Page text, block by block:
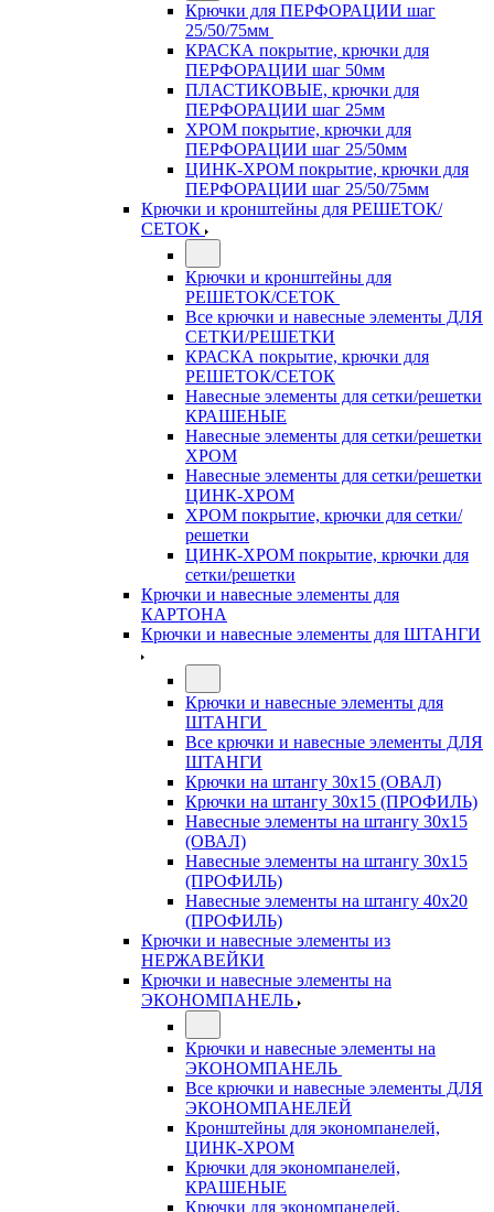
Крючки для ПЕРФОРАЦИИ шаг
25/50/75мм
КРАСКА покрытие, крючки для
ПЕРФОРАЦИИ шаг 50мм
ПЛАСТИКОВЫЕ, крючки для
ПЕРФОРАЦИИ шаг 25мм
ХРОМ покрытие, крючки для
ПЕРФОРАЦИИ шаг 25/50мм
ЦИНК-ХРОМ покрытие, крючки для
ПЕРФОРАЦИИ шаг 25/50/75мм
Крючки и кронштейны для РЕШЕТОК/
СЕТОК
Крючки и кронштейны для
РЕШЕТОК/СЕТОК
Все крючки и навесные элементы ДЛЯ
СЕТКИ/РЕШЕТКИ
КРАСКА покрытие, крючки для
РЕШЕТОК/СЕТОК
Навесные элементы для сетки/решетки
КРАШЕНЫЕ
Навесные элементы для сетки/решетки
ХРОМ
Навесные элементы для сетки/решетки
ЦИНК-ХРОМ
ХРОМ покрытие, крючки для сетки/
решетки
ЦИНК-ХРОМ покрытие, крючки для
сетки/решетки
Крючки и навесные элементы для
КАРТОНА
Крючки и навесные элементы для ШТАНГИ
Крючки и навесные элементы для
ШТАНГИ
Все крючки и навесные элементы ДЛЯ
ШТАНГИ
Крючки на штангу 30х15 (ОВАЛ)
Крючки на штангу 30х15 (ПРОФИЛЬ)
Навесные элементы на штангу 30х15
(ОВАЛ)
Навесные элементы на штангу 30х15
(ПРОФИЛЬ)
Навесные элементы на штангу 40х20
(ПРОФИЛЬ)
Крючки и навесные элементы из
НЕРЖАВЕЙКИ
Крючки и навесные элементы на
ЭКОНОМПАНЕЛЬ
Крючки и навесные элементы на
ЭКОНОМПАНЕЛЬ
Все крючки и навесные элементы ДЛЯ
ЭКОНОМПАНЕЛЕЙ
Кронштейны для экономпанелей,
ЦИНК-ХРОМ
Крючки для экономпанелей,
КРАШЕНЫЕ
Крючки для экономпанелей,